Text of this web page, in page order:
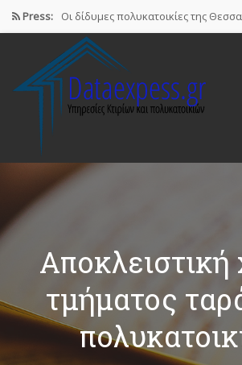
Press: Οι δίδυμες πολυκατοικίες της
Airbnb : Το οικονομικό φαινόμενο…
ΠΟΜΙΔΑ: Νόμιμες οι βραχυχρόνιες
Συστάσεις των γιατρών προς τους…
Αποκλειστική
τμήματος